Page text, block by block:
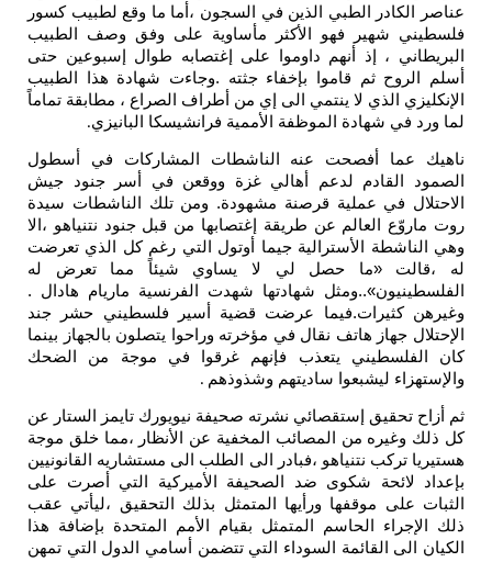
عناصر الكادر الطبي الذين في السجون ،أما ما وقع لطبيب كسور
فلسطيني شهير فهو الأكثر مأساوية على وفق وصف الطبيب
البريطاني ، إذ أنهم داوموا على إغتصابه طوال إسبوعين حتى
أسلم الروح ثم قاموا بإخفاء جثته .وجاءت شهادة هذا الطبيب
الإنكليزي الذي لا ينتمي الى إي من أطراف الصراع ، مطابقة تماماً
لما ورد في شهادة الموظفة الأممية فرانشيسكا البانيزي.
ناهيك عما أفصحت عنه الناشطات المشاركات في أسطول
الصمود القادم لدعم أهالي غزة ووقعن في أسر جنود جيش
الاحتلال في عملية قرصنة مشهودة. ومن تلك الناشطات سيدة
روت ماروّع العالم عن طريقة إغتصابها من قبل جنود نتنياهو ،الا
وهي الناشطة الأسترالية جيما أوتول التي رغم كل الذي تعرضت
له ،قالت «ما حصل لي لا يساوي شيئاً مما تعرض له
الفلسطينيون»..ومثل شهادتها شهدت الفرنسية ماريام هادال .
وغيرهن كثيرات.فيما عرضت قضية أسير فلسطيني حشر جند
الإحتلال جهاز هاتف نقال في مؤخرته وراحوا يتصلون بالجهاز بينما
كان الفلسطيني يتعذب فإنهم غرقوا في موجة من الضحك
والإستهزاء ليشبعوا ساديتهم وشذوذهم .
ثم أزاح تحقيق إستقصائي نشرته صحيفة نيويورك تايمز الستار عن
كل ذلك وغيره من المصائب المخفية عن الأنظار ،مما خلق موجة
هستيريا تركب نتنياهو ،فبادر الى الطلب الى مستشاريه القانونيين
بإعداد لائحة شكوى ضد الصحيفة الأميركية التي أصرت على
الثبات على موقفها ورأيها المتمثل بذلك التحقيق ،ليأتي عقب
ذلك الإجراء الحاسم المتمثل بقيام الأمم المتحدة بإضافة هذا
الكيان الى القائمة السوداء التي تتضمن أسامي الدول التي تمهن